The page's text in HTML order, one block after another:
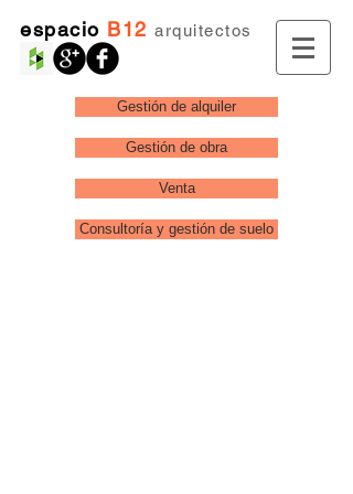
espacio B12 arquitectos
Gestión de alquiler
Gestión de obra
Venta
Consultoría y gestión de suelo